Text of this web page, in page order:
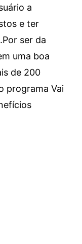
a
e ter
Por ser da
uma boa
de 200
programa Vai